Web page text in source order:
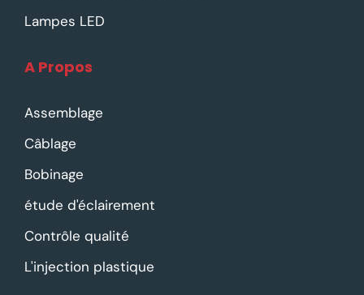
Lampes LED
A Propos
Assemblage
Câblage
Bobinage
étude d'éclairement
Contrôle qualité
L'injection plastique